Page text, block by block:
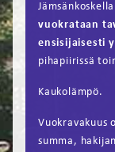
vuokrataan
ensisijaisesti
pihapiirissä
Kaukolämpö.
Vuokravakuus
summa,